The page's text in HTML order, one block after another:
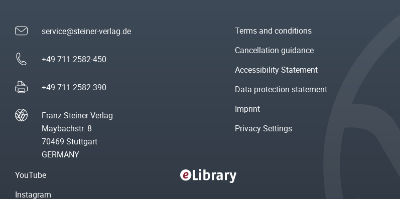
service@steiner-verlag.de
+49 711 2582-450
+49 711 2582-390
Franz Steiner Verlag
Maybachstr. 8
70469 Stuttgart
GERMANY
Terms and conditions
Cancellation guidance
Accessibility Statement
Data protection statement
Imprint
Privacy Settings
YouTube
Instagram